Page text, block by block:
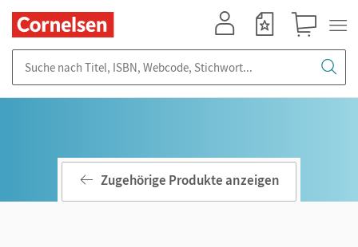
Zugehörige Produkte anzeigen